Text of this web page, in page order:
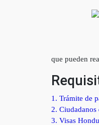
que pueden
1. Trámite de
2. Ciudadanos
3. Visas